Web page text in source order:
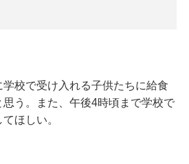
校で受け入れる子供たちに給食
思う。また、午後4時頃まで学校で
ほしい。